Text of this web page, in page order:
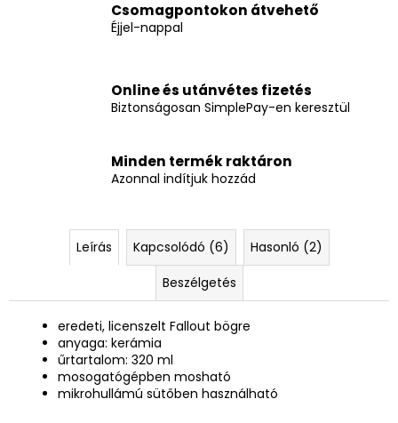
Csomagpontokon átvehető
Éjjel-nappal
Online és utánvétes fizetés
Biztonságosan SimplePay-en keresztül
Minden termék raktáron
Azonnal indítjuk hozzád
Leírás Kapcsolódó (6)
Hasonló (2)
Beszélgetés
eredeti, licenszelt Fallout bögre
anyaga: kerámia
űrtartalom: 320 ml
mosogatógépben mosható
mikrohullámú sütőben használható